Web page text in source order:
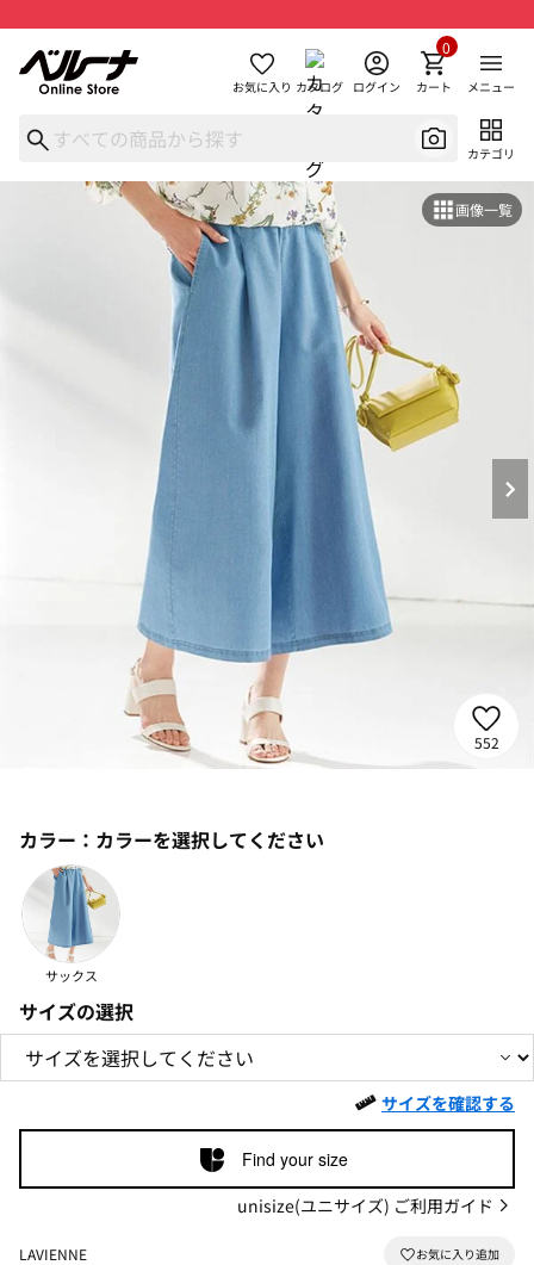
お気に入り カタログ ログイン カート
0
メニュー
カテゴリ
画像一覧
552
カラー： カラーを選択してください
サックス
サイズの選択
サイズを確認する
Find your size
unisize(ユニサイズ) ご利用ガイド
LAVIENNE